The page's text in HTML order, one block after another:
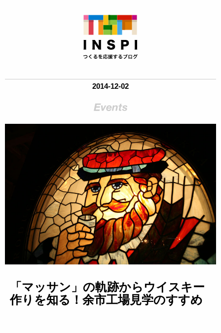
2014-12-02
「マッサン」の軌跡からウイスキー
作りを知る！余市工場見学のすすめ